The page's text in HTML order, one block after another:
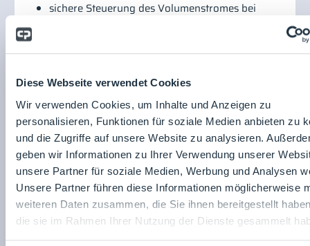
Diese Webseite verwendet Cookies
Wir verwenden Cookies, um Inhalte und Anzeigen zu
personalisieren, Funktionen für soziale Medien anbieten zu
und die Zugriffe auf unsere Website zu analysieren.
geben wir Informationen zu Ihrer Verwendung unserer
unsere Partner für soziale Medien, Werbung und Analysen
Unsere Partner führen diese Informationen möglicherweise
weiteren Daten zusammen, die Sie ihnen bereitgestellt
die sie im Rahmen Ihrer Nutzung der Dienste gesammelt
sichere Steuerung des Volumenstromes bei
Reinräumen
SCHMIDT Technology GmbH
SCHMIDT Technology
GmbH
Zum
Unternehmensprofil